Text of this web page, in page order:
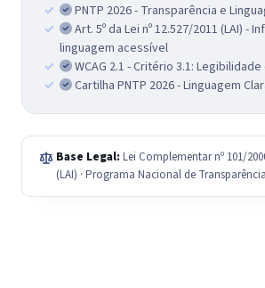
PNTP 2026 - Transparência e
Art. 5º da Lei nº 12.527/2011 (LAI) -
linguagem acessível
WCAG 2.1 - Critério 3.1:
Cartilha PNTP 2026 - Linguagem
Base Legal: Lei Complementar nº 101/
(LAI) · Programa Nacional de